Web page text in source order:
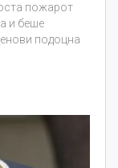
пожарот
и беше
подоцна